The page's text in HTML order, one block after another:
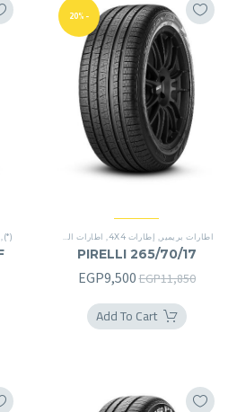
-20%
اطارات بريمير إطارات 4X4 اطارات السيارة اطارات
PIRELLI 265/70/17
EGP11,850
السعر
الأصلي
هو:
EGP9,500
Add To Cart
(*)